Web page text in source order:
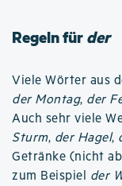
Regeln fürder
Viele Wörter aus
der Montag, der
Auch sehr viele
Sturm, der Hagel,
Getränke (nicht
zum Beispiel der